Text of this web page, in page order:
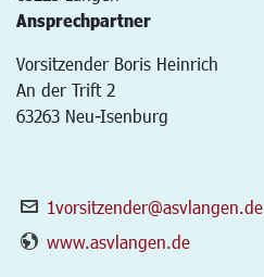
Ansprechpartner
Vorsitzender Boris Heinrich
An der Trift 2
63263 Neu-Isenburg
1vorsitzender@asvlangen.de
www.asvlangen.de